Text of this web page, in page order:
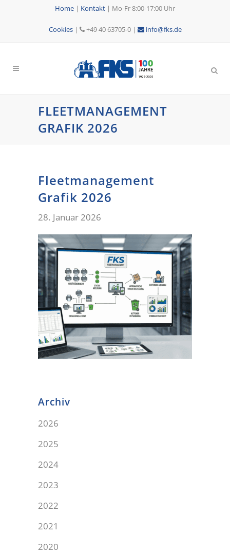
Home | Kontakt | Mo-Fr 8:00-17:00 Uhr
Cookies| +49 40 63705-0 | info@fks.de
FLEETMANAGEMENT
GRAFIK 2026
Fleetmanagement
Grafik 2026
28. Januar 2026
Archiv
2026
2025
2024
2023
2022
2021
2020